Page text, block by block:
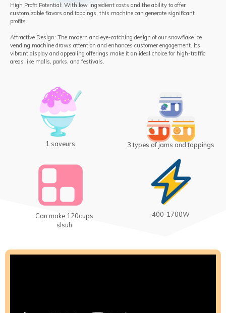
High Profit Potential: With low ingredient costs and the ability to offer
customizable flavors and toppings, this machine can generate significant
profits.
Attractive Design: The modern and eye-catching design of our snowflake ice
vending machine draws attention and enhances customer engagement. Its
vibrant display and appealing offerings make it an ideal choice for high-traffic
areas like malls, parks, and festivals.
1 saveurs
Can make 120cups
slsuh
3 types of jams and toppings
400-1700W